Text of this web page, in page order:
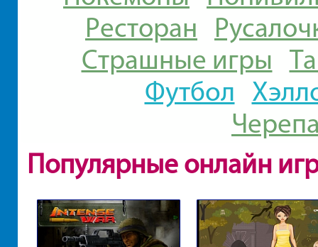
Ресторан
Страшные игры
Футбол
Популярные онлайн